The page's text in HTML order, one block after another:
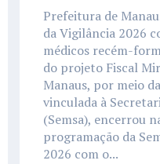
Prefeitura de
da Vigilância 2026
médicos recém-
do projeto Fiscal
Manaus, por meio
vinculada à
(Semsa), encerrou
programação da
2026 com o...